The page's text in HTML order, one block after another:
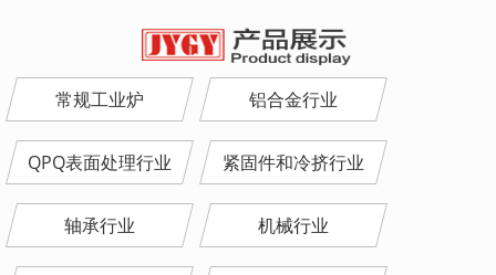
常规工业炉 铝合金行业
QPQ表面处理行业 紧固件和冷挤行业
轴承行业 机械行业